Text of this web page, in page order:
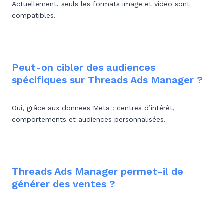
Actuellement, seuls les formats image et vidéo sont
compatibles.
Peut-on cibler des audiences
spécifiques sur Threads Ads Manager ?
Oui, grâce aux données Meta : centres d’intérêt,
comportements et audiences personnalisées.
Threads Ads Manager permet-il de
générer des ventes ?